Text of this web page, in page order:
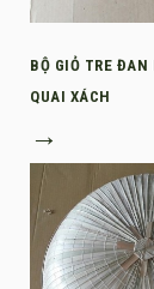
BỘ GIỎ TRE ĐAN
QUAI XÁCH
→